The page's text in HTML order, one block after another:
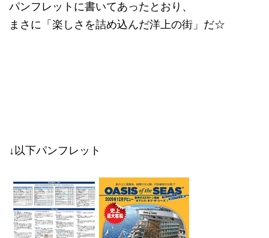
パンフレットに書いてあったとおり、
まさに「楽しさを詰め込んだ洋上の街」だ☆
↓以下パンフレット